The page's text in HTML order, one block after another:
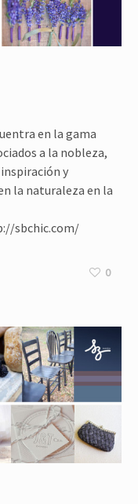
en la gama
a la nobleza,
y
la naturaleza en la
sbchic.com/
0